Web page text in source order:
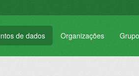
de dados Organizações